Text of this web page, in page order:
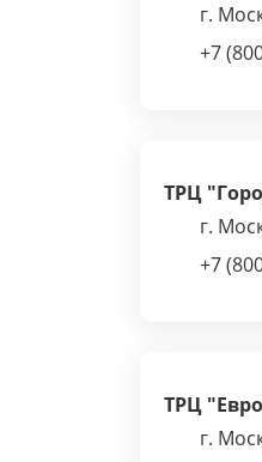
г.
+7
ТРЦ
г.
+7
ТРЦ
г.